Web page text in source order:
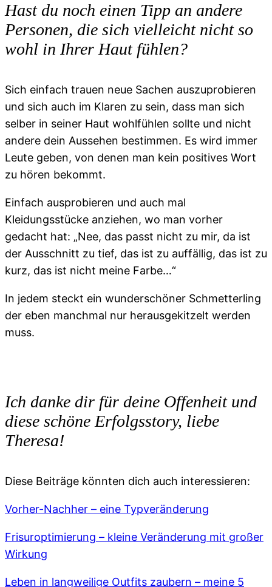
Hast du noch einen Tipp an andere
Personen, die sich vielleicht nicht so
wohl in Ihrer Haut fühlen?
Sich einfach trauen neue Sachen auszuprobieren
und sich auch im Klaren zu sein, dass man sich
selber in seiner Haut wohlfühlen sollte und nicht
andere dein Aussehen bestimmen. Es wird immer
Leute geben, von denen man kein positives Wort
zu hören bekommt.
Einfach ausprobieren und auch mal
Kleidungsstücke anziehen, wo man vorher
gedacht hat: „Nee, das passt nicht zu mir, da ist
der Ausschnitt zu tief, das ist zu auffällig, das ist zu
kurz, das ist nicht meine Farbe…“
In jedem steckt ein wunderschöner Schmetterling
der eben manchmal nur herausgekitzelt werden
muss.
Ich danke dir für deine Offenheit und
diese schöne Erfolgsstory, liebe
Theresa!
Diese Beiträge könnten dich auch interessieren:
Vorher-Nachher – eine Typveränderung
Frisuroptimierung – kleine Veränderung mit großer
Wirkung
Leben in langweilige Outfits zaubern – meine 5